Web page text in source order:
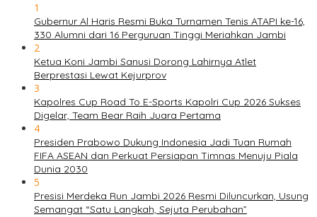
1
Gubernur Al Haris Resmi Buka Turnamen Tenis ATAPI ke-16,
330 Alumni dari 16 Perguruan Tinggi Meriahkan Jambi
2
Ketua Koni Jambi Sanusi Dorong Lahirnya Atlet
Berprestasi Lewat Kejurprov
3
Kapolres Cup Road To E-Sports Kapolri Cup 2026 Sukses
Digelar, Team Bear Raih Juara Pertama
4
Presiden Prabowo Dukung Indonesia Jadi Tuan Rumah
FIFA ASEAN dan Perkuat Persiapan Timnas Menuju Piala
Dunia 2030
5
Presisi Merdeka Run Jambi 2026 Resmi Diluncurkan, Usung
Semangat “Satu Langkah, Sejuta Perubahan”